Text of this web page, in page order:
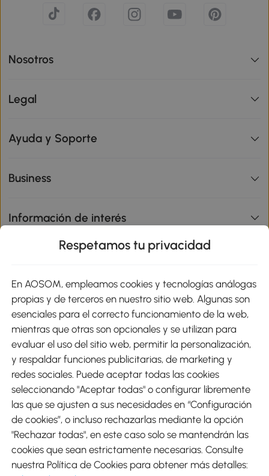
Nosotros
Legal
Ayuda y Soporte
Business
Información de interés
Métodos de Pago
Envíos
Descargar Aosom App
Google Play
Respetamos tu privacidad
En AOSOM, empleamos cookies y tecnologías análogas
propias y de terceros en nuestro sitio web. Algunas son
esenciales para el correcto funcionamiento de la web,
mientras que otras son opcionales y se utilizan para
evaluar el uso del sitio web, permitir la personalización,
y respaldar funciones publicitarias, de marketing y
redes sociales. Puede aceptar todas las cookies
seleccionando "Aceptar todas" o configurar libremente
las que se ajusten a sus necesidades en “Configuración
de cookies”, o incluso rechazarlas mediante la opción
"Rechazar todas", en este caso solo se mantendrán las
cookies que sean estrictamente necesarias. Consulte
nuestra Política de Cookies para obtener más detalles: